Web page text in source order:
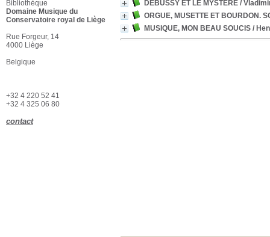
DEBUSSY ET LE MYSTERE /
ORGUE, MUSETTE ET BOURDON.
MUSIQUE, MON BEAU SOUCIS /
Bibliothèque
Domaine Musique du
Conservatoire royal de Liège
Rue Forgeur, 14
4000 Liège
Belgique
+32 4 220 52 41
+32 4 325 06 80
contact